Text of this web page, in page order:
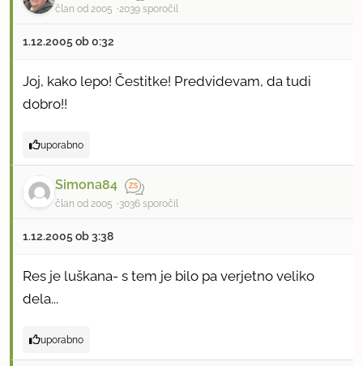
član od 2005 2039 sporočil
1.12.2005 ob 0:32
Joj, kako lepo! Čestitke! Predvidevam, da tudi
dobro!!
uporabno
Simona84
član od 2005 3036 sporočil
1.12.2005 ob 3:38
Res je luškana- s tem je bilo pa verjetno veliko
dela...
uporabno